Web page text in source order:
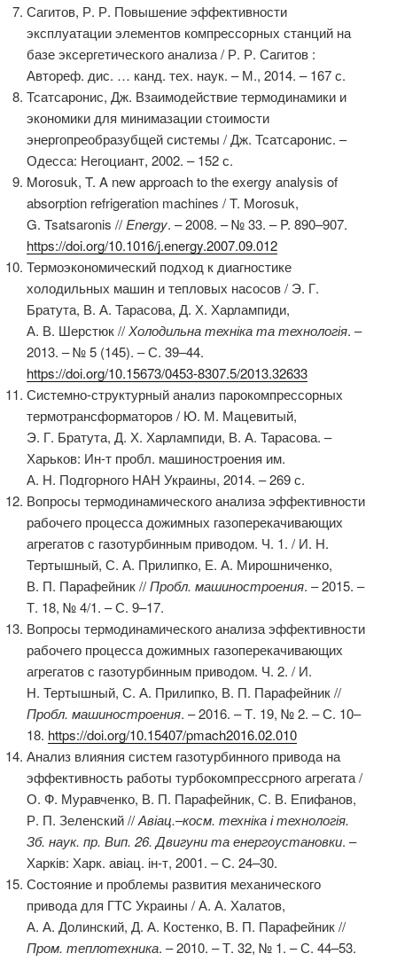
Сагитов, Р. Р. Повышение эффективности
эксплуатации элементов компрессорных станций на
базе эксергетического анализа / Р. Р. Сагитов :
Автореф. дис. … канд. тех. наук. – М., 2014. – 167 с.
Тсатсаронис, Дж. Взаимодействие термодинамики и
экономики для минимазации стоимости
энергопреобразубщей системы / Дж. Тсатсаронис. –
Одесса: Негоциант, 2002. – 152 с.
Morosuk, T. A new approach to the exergy analysis of
absorption refrigeration machines / T. Morosuk,
G. Tsatsaronis // Energy. – 2008. – № 33. – P. 890–907.
https://doi.org/10.1016/j.energy.2007.09.012
Термоэкономический подход к диагностике
холодильных машин и тепловых насосов / Э. Г.
Братута, В. А. Тарасова, Д. Х. Харлампиди,
А. В. Шерстюк //Холодильна техніка та технологія. –
2013. – № 5 (145). – С. 39–44.
https://doi.org/10.15673/0453-8307.5/2013.32633
Системно-структурный анализ парокомпрессорных
термотрансформаторов / Ю. М. Мацевитый,
Э. Г. Братута, Д. Х. Харлампиди, В. А. Тарасова. –
Харьков: Ин-т пробл. машиностроения им.
А. Н. Подгорного НАН Украины, 2014. – 269 с.
Вопросы термодинамического анализа эффективности
рабочего процесса дожимных газоперекачивающих
агрегатов с газотурбинным приводом. Ч. 1. / И. Н.
Тертышный, С. А. Прилипко, Е. А. Мирошниченко,
В. П. Парафейник //Пробл. машиностроения. – 2015. –
Т. 18, № 4/1. – С. 9–17.
Вопросы термодинамического анализа эффективности
рабочего процесса дожимных газоперекачивающих
агрегатов с газотурбинным приводом. Ч. 2. / И.
Н. Тертышный, С. А. Прилипко, В. П. Парафейник //
Пробл. машиностроения. – 2016. – Т. 19, № 2. – С. 10–
18. https://doi.org/10.15407/pmach2016.02.010
Анализ влияния систем газотурбинного привода на
эффективность работы турбокомпрессрного агрегата /
О. Ф. Муравченко, В. П. Парафейник, С. В. Епифанов,
Р. П. Зеленский //Авіац.–косм. техніка і технологія.
Зб. наук. пр. Вип. 26. Двигуни та енергоустановки. –
Харків: Харк. авіац. ін-т, 2001. – С. 24–30.
Состояние и проблемы развития механического
привода для ГТС Украины / А. А. Халатов,
А. А. Долинский, Д. А. Костенко, В. П. Парафейник //
Пром. теплотехника. – 2010. – Т. 32, № 1. – С. 44–53.